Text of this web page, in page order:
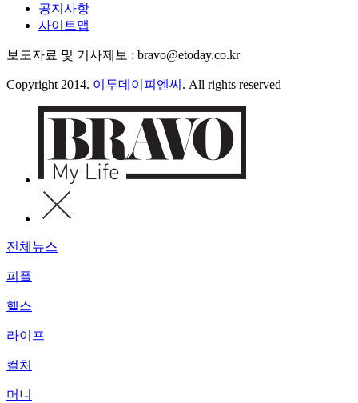
공지사항
사이트맵
보도자료 및 기사제보 : bravo@etoday.co.kr
Copyright 2014. 이투데이피엔씨 . All rights reserved
전체뉴스
피플
헬스
라이프
컬처
머니